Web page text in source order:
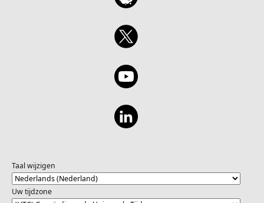
Taal wijzigen
Uw tijdzone